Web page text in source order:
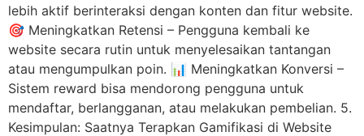
lebih aktif berinteraksi dengan konten dan fitur website.
🎯 Meningkatkan Retensi – Pengguna kembali ke
website secara rutin untuk menyelesaikan tantangan
atau mengumpulkan poin. 📊 Meningkatkan Konversi –
Sistem reward bisa mendorong pengguna untuk
mendaftar, berlangganan, atau melakukan pembelian. 5.
Kesimpulan: Saatnya Terapkan Gamifikasi di Website